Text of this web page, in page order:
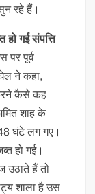
रहे हैं।
गई संपत्ति
पर पूर्व
ने कहा,
कैसे कह
शाह के
घंटे लग गए।
हो गई।
उठाते हैं तो
शाला है उस